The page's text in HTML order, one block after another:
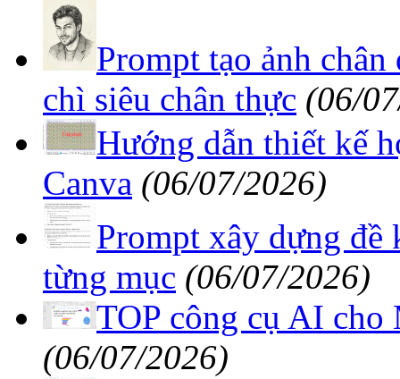
Prompt tạo ảnh
chì siêu chân thực (06/
Hướng dẫn thiết kế
Canva (06/07/2026)
Prompt xây dựng đề
từng mục (06/07/2026)
TOP công cụ AI
(06/07/2026)